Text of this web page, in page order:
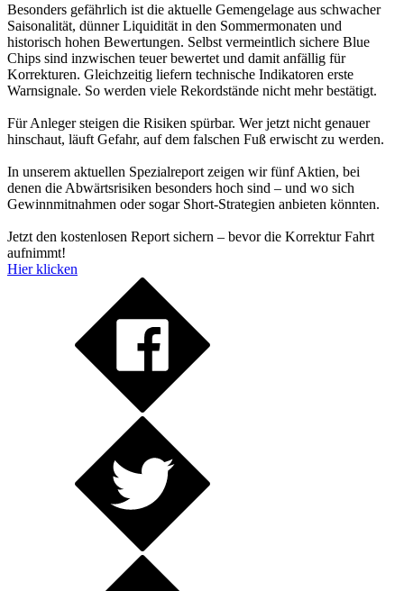
Besonders gefährlich ist die aktuelle Gemengelage aus schwacher
Saisonalität, dünner Liquidität in den Sommermonaten und
historisch hohen Bewertungen. Selbst vermeintlich sichere Blue
Chips sind inzwischen teuer bewertet und damit anfällig für
Korrekturen. Gleichzeitig liefern technische Indikatoren erste
Warnsignale. So werden viele Rekordstände nicht mehr bestätigt.
Für Anleger steigen die Risiken spürbar. Wer jetzt nicht genauer
hinschaut, läuft Gefahr, auf dem falschen Fuß erwischt zu werden.
In unserem aktuellen Spezialreport zeigen wir fünf Aktien, bei
denen die Abwärtsrisiken besonders hoch sind – und wo sich
Gewinnmitnahmen oder sogar Short-Strategien anbieten könnten.
Jetzt den kostenlosen Report sichern – bevor die Korrektur Fahrt
aufnimmt!
Hier klicken